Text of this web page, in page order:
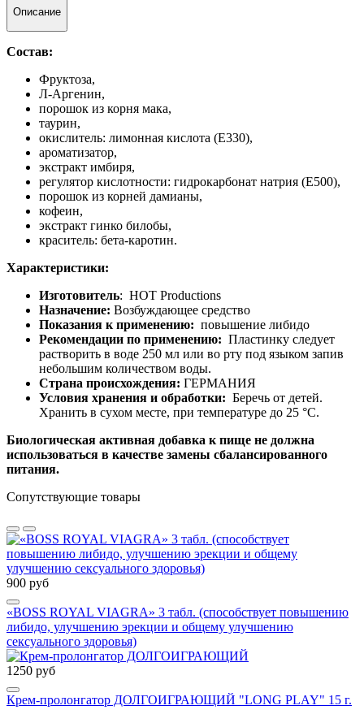
Описание
Состав:
Фруктоза,
Л-Аргенин,
порошок из корня мака,
таурин,
окислитель: лимонная кислота (E330),
ароматизатор,
экстракт имбиря,
регулятор кислотности: гидрокарбонат натрия (E500),
порошок из корней дамианы,
кофеин,
экстракт гинко билобы,
краситель: бета-каротин.
Характеристики:
Изготовитель: HOT Productions
Назначение: Возбуждающее средство
Показания к применению: повышение либидо
Рекомендации по применению: Пластинку следует
растворить в воде 250 мл или во рту под языком запив
небольшим количеством воды.
Страна происхождения: ГЕРМАНИЯ
Условия хранения и обработки: Беречь от детей.
Хранить в сухом месте, при температуре до 25 °C.
Биологическая активная добавка к пище не должна
использоваться в качестве замены сбалансированного
питания.
Сопутствующие товары
900 руб
«BOSS ROYAL VIAGRA» 3 табл. (способствует повышению
либидо, улучшению эрекции и общему улучшению
сексуального здоровья)
1250 руб
Крем-пролонгатор ДОЛГОИГРАЮЩИЙ "LONG PLAY" 15 г.